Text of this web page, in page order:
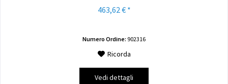
463,62 € *
Numero Ordine: 902316
Ricorda
Vedi dettagli